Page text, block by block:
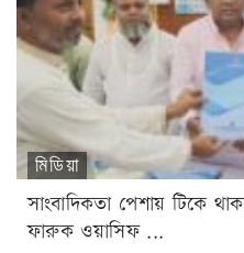
মিডিয়া
সাংবাদিকতা পেশায় টিকে
ফারুক ওয়াসিফ ...